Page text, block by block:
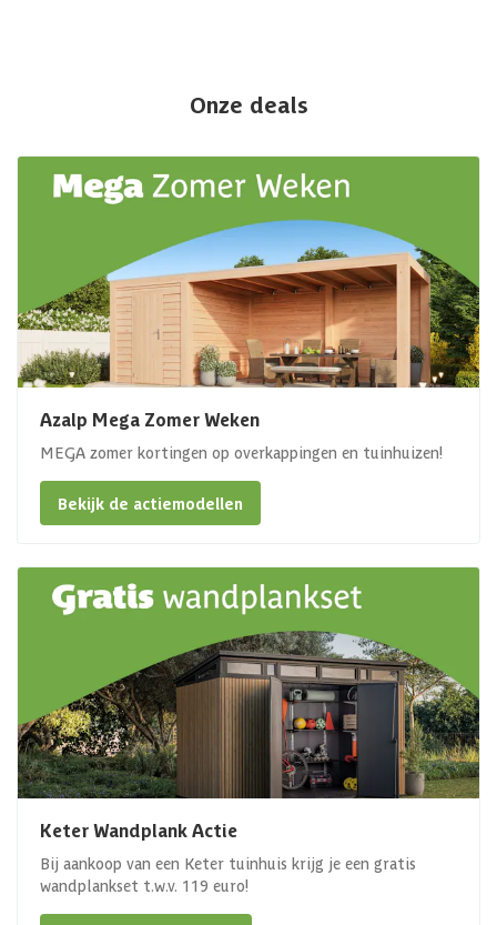
Onze deals
Azalp Mega Zomer Weken
MEGA zomer kortingen op overkappingen en tuinhuizen!
Bekijk de actiemodellen
Keter Wandplank Actie
Bij aankoop van een Keter tuinhuis krijg je een gratis
wandplankset t.w.v. 119 euro!